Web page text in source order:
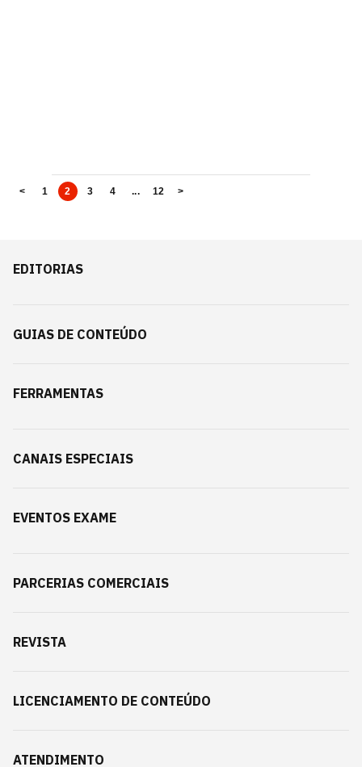
< 1 2 3 4 ... 12 >
EDITORIAS
GUIAS DE CONTEÚDO
FERRAMENTAS
CANAIS ESPECIAIS
EVENTOS EXAME
PARCERIAS COMERCIAIS
REVISTA
LICENCIAMENTO DE CONTEÚDO
ATENDIMENTO